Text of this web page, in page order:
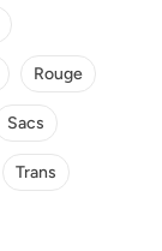
Rouge
Sacs
Trans